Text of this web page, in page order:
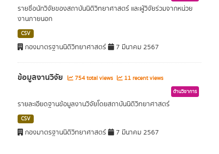
รายชื่อนักวิจัยของสถาบันนิติวิทยาศาสตร์ และผู้วิจัยร่วมจากหน่วย
งานภายนอก
CSV
กองมาตรฐานนิติวิทยาศาสตร์ 7 มีนาคม 2567
ข้อมูลงานวิจัย 754 total views 11 recent views
ด้านวิชาการ
รายละเอียดฐานข้อมูลงานวิจัยโดยสถาบันนิติวิทยาศาสตร์
CSV
กองมาตรฐานนิติวิทยาศาสตร์ 7 มีนาคม 2567